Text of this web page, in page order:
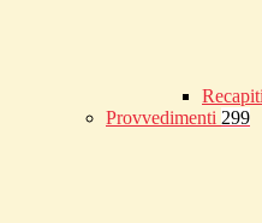
Provvedimenti 299